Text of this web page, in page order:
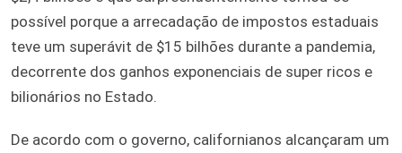
possível porque a arrecadação de impostos estaduais
teve um superávit de $15 bilhões durante a pandemia,
decorrente dos ganhos exponenciais de super ricos e
bilionários no Estado.
De acordo com o governo, californianos alcançaram um